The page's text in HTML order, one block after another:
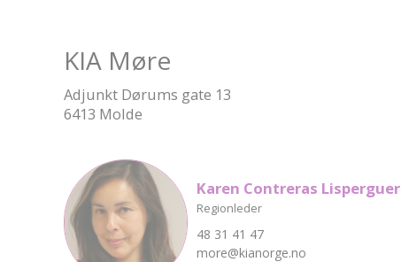
KIA Møre
Adjunkt Dørums gate 13
6413 Molde
Karen Contreras Lisperguer
Regionleder
48 31 41 47
more@kianorge.no